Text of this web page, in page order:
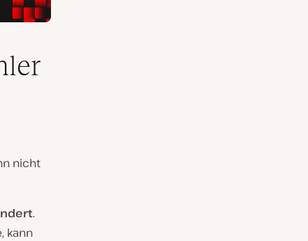
nicht
.
kann